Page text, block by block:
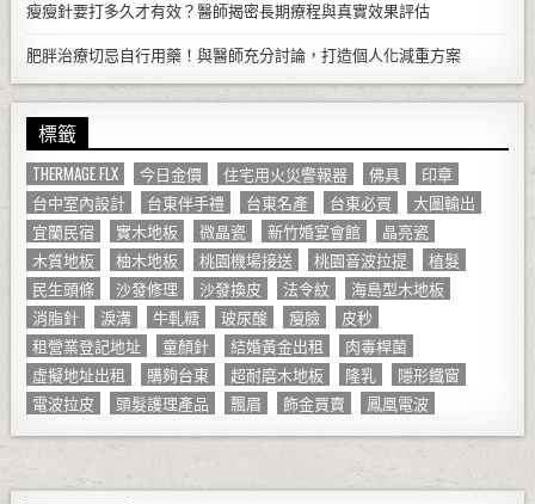
瘦瘦針要打多久才有效？醫師揭密長期療程與真實效果評估
肥胖治療切忌自行用藥！與醫師充分討論，打造個人化減重方案
標籤
THERMAGE FLX 今日金價 住宅用火災警報器 佛具
印章
台中室內設計
台東伴手禮 台東名產 台東必買
大圖輸出
宜蘭民宿
實木地板 微晶瓷 新竹婚宴會館
晶亮瓷
木質地板
柚木地板 桃園機場接送 桃園音波拉提
植髮
民生頭條
沙發修理 沙發換皮 法令紋
海島型木地板
消脂針
淚溝 牛軋糖 玻尿酸 瘦臉
皮秒
租營業登記地址
童顏針 結婚黃金出租
肉毒桿菌
虛擬地址出租
購夠台東 超耐磨木地板 隆乳
隱形鐵窗
電波拉皮
頭髮護理產品 飄眉 飾金買賣 鳳凰電波